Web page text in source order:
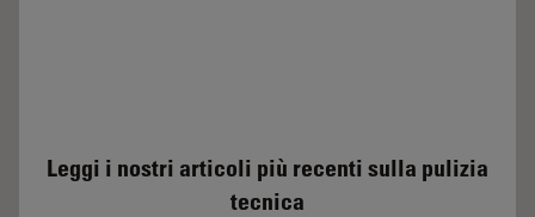
Leggi i nostri articoli più recenti sulla pulizia
tecnica